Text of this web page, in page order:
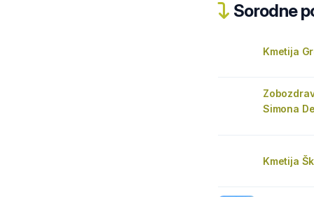
Sorodne
Kmetija
Simona
Kmetija